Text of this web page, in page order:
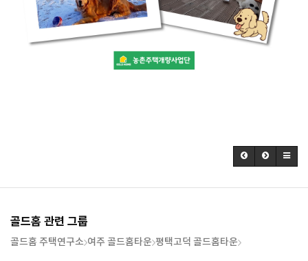
골드홈 관련 그룹
골드홈 주택연구소 여주 골드홈타운 평택고덕 골드홈타운